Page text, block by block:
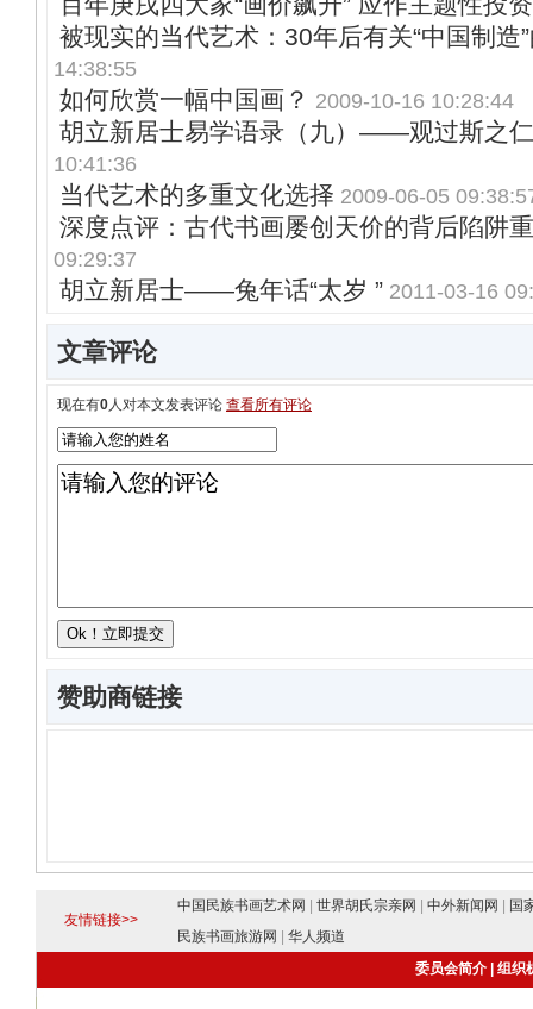
被现实的当代艺术：30年后有关“中国制造
14:38:55
如何欣赏一幅中国画？ 2009-10-16 10:28:44
胡立新居士易学语录（九）——观过斯之
10:41:36
当代艺术的多重文化选择 2009-06-05
深度点评：古代书画屡创天价的背后陷阱
09:29:37
胡立新居士——兔年话“太岁 ” 2011-03-16
文章评论
现在有0人对本文发表评论 查看所有评论
赞助商链接
友情链接>>
中国民族书画艺术网 世界胡氏宗亲网 中外新闻网
国
民族书画旅游网
华人频道
委员会简介
组织